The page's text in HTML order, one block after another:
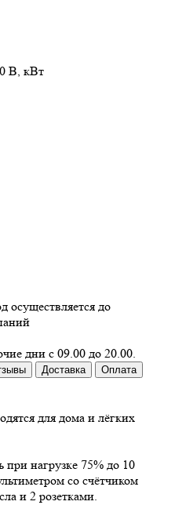
В, кВт
осуществляется до
дни с 09.00 до 20.00.
Доставка
Оплата
для дома и лёгких
при нагрузке 75% до 10
со счётчиком
и 2 розетками.